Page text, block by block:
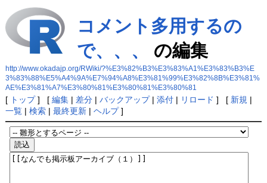
コメント多用するの
で、、、
の編集
http://www.okadajp.org/RWiki/?%E3%82%B3%E3%83%A1%E3%83%B3%E
3%83%88%E5%A4%9A%E7%94%A8%E3%81%99%E3%82%8B%E3%81%
AE%E3%81%A7%E3%80%81%E3%80%81%E3%80%81
[ トップ] [ 編集| 差分| バックアップ| 添付| リロード ] [ 新規 |
一覧| 検索| 最終更新| ヘルプ]